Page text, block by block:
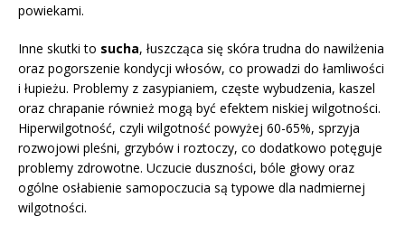
powiekami.
Inne skutki to sucha, łuszcząca się skóra trudna do nawilżenia
oraz pogorszenie kondycji włosów, co prowadzi do łamliwości
i łupieżu. Problemy z zasypianiem, częste wybudzenia, kaszel
oraz chrapanie również mogą być efektem niskiej wilgotności.
Hiperwilgotność, czyli wilgotność powyżej 60-65%, sprzyja
rozwojowi pleśni, grzybów i roztoczy, co dodatkowo potęguje
problemy zdrowotne. Uczucie duszności, bóle głowy oraz
ogólne osłabienie samopoczucia są typowe dla nadmiernej
wilgotności.